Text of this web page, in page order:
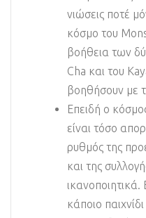
νιώσεις ποτέ
κόσμο του
βοήθεια των
Cha και του
βοηθήσουν με
Επειδή ο
είναι τόσο
ρυθμός της
και της
ικανοποιητικά.
κάποιο